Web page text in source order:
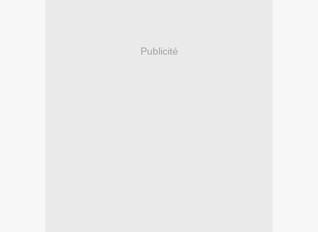
Publicité